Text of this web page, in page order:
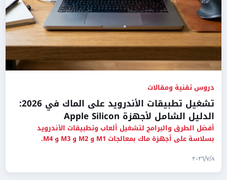
دروس تقنية ومقالات
تشغيل تطبيقات الأندرويد على الماك في 2026:
الدليل الشامل لأجهزة Apple Silicon
أفضل الطرق والبرامج لتشغيل ألعاب وتطبيقات الأندرويد
بسلاسة على أجهزة ماك بمعالجات M1 و M2 و M3 و M4.
٨‏/٧‏/٢٠٢٦